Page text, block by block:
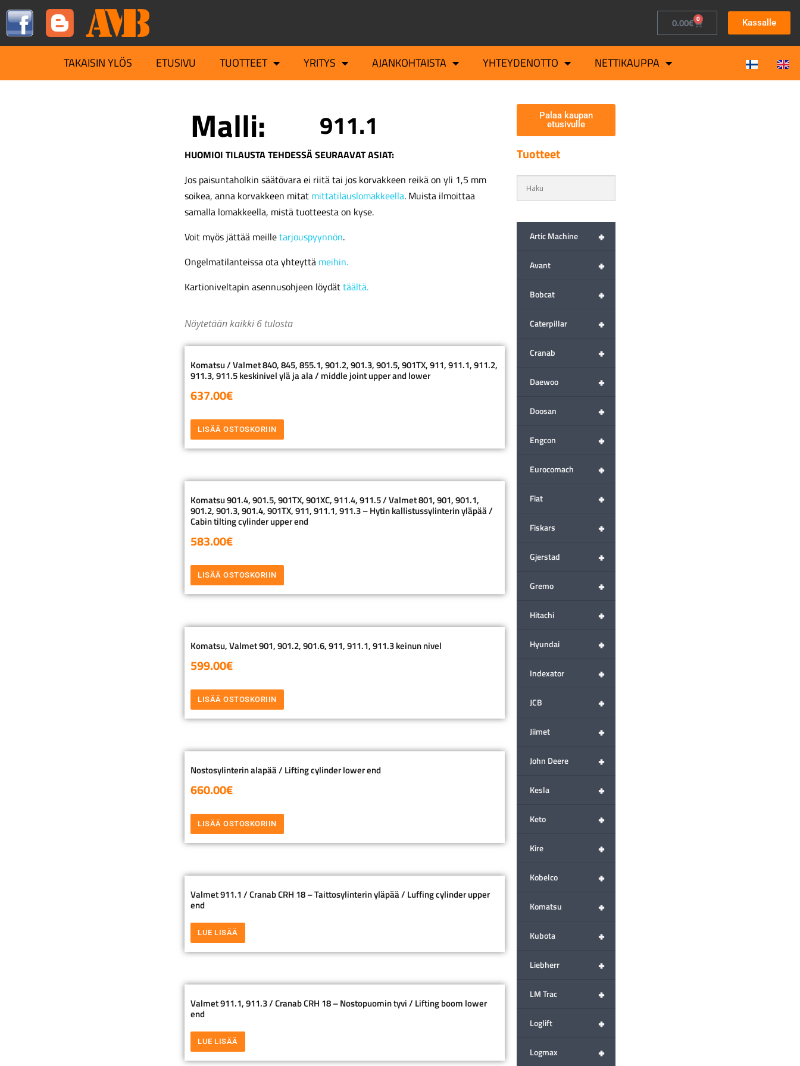
0.00€ 0 Kassalle
TAKAISIN YLÖS ETUSIVU TUOTTEET YRITYS AJANKOHTAISTA YHTEYDENOTTO NETTIKAUPPA
Malli: 911.1
HUOMIOI TILAUSTA TEHDESSÄ SEURAAVAT ASIAT:
Jos paisuntaholkin säätövara ei riitä tai jos korvakkeen reikä on yli 1,5 mm
soikea, anna korvakkeen mitat mittatilauslomakkeella. Muista ilmoittaa
samalla lomakkeella, mistä tuotteesta on kyse.
Voit myös jättää meilletarjouspyynnön.
Ongelmatilanteissa ota yhteyttä meihin.
Kartioniveltapin asennusohjeen löydättäältä.
Näytetään kaikki 6 tulosta
Komatsu / Valmet 840, 845, 855.1, 901.2, 901.3, 901.5, 901TX, 911, 911.1, 911.2,
911.3, 911.5 keskinivel ylä ja ala / middle joint upper and lower
637.00€
LISÄÄ OSTOSKORIIN
Komatsu 901.4, 901.5, 901TX, 901XC, 911.4, 911.5 / Valmet 801, 901, 901.1,
901.2, 901.3, 901.4, 901TX, 911, 911.1, 911.3 – Hytin kallistussylinterin yläpää /
Cabin tilting cylinder upper end
583.00€
LISÄÄ OSTOSKORIIN
Komatsu, Valmet 901, 901.2, 901.6, 911, 911.1, 911.3 keinun nivel
599.00€
LISÄÄ OSTOSKORIIN
Nostosylinterin alapää / Lifting cylinder lower end
660.00€
LISÄÄ OSTOSKORIIN
Valmet 911.1 / Cranab CRH 18 – Taittosylinterin yläpää / Luffing cylinder upper
end
LUE LISÄÄ
Valmet 911.1, 911.3 / Cranab CRH 18 – Nostopuomin tyvi / Lifting boom lower
end
LUE LISÄÄ
Palaa kaupan
etusivulle
Tuotteet
+
Artic Machine
+
Avant
+
Bobcat
+
Caterpillar
+
Cranab
+
Daewoo
+
Doosan
+
Engcon
+
Eurocomach
+
Fiat
+
Fiskars
+
Gjerstad
+
Gremo
+
Hitachi
+
Hyundai
+
Indexator
+
JCB
+
Jiimet
+
John Deere
+
Kesla
+
Keto
+
Kire
+
Kobelco
+
Komatsu
+
Kubota
+
Liebherr
+
LM Trac
+
Loglift
+
Logmax